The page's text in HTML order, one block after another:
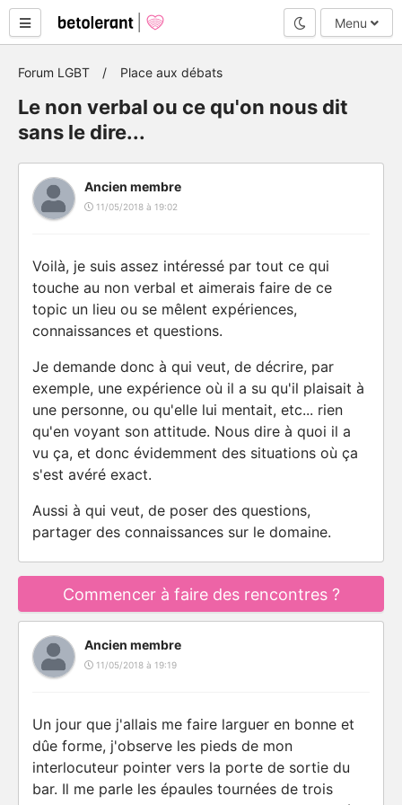
Mode nuit
Menu
Forum LGBT Place aux débats
Le non verbal ou ce qu'on nous dit
sans le dire...
Ancien membre
11/05/2018 à 19:02
Voilà, je suis assez intéressé par tout ce qui
touche au non verbal et aimerais faire de ce
topic un lieu ou se mêlent expériences,
connaissances et questions.
Je demande donc à qui veut, de décrire, par
exemple, une expérience où il a su qu'il plaisait à
une personne, ou qu'elle lui mentait, etc... rien
qu'en voyant son attitude. Nous dire à quoi il a
vu ça, et donc évidemment des situations où ça
s'est avéré exact.
Aussi à qui veut, de poser des questions,
partager des connaissances sur le domaine.
Commencer à faire des rencontres ?
Ancien membre
11/05/2018 à 19:19
Un jour que j'allais me faire larguer en bonne et
dûe forme, j'observe les pieds de mon
interlocuteur pointer vers la porte de sortie du
bar. Il me parle les épaules tournées de trois